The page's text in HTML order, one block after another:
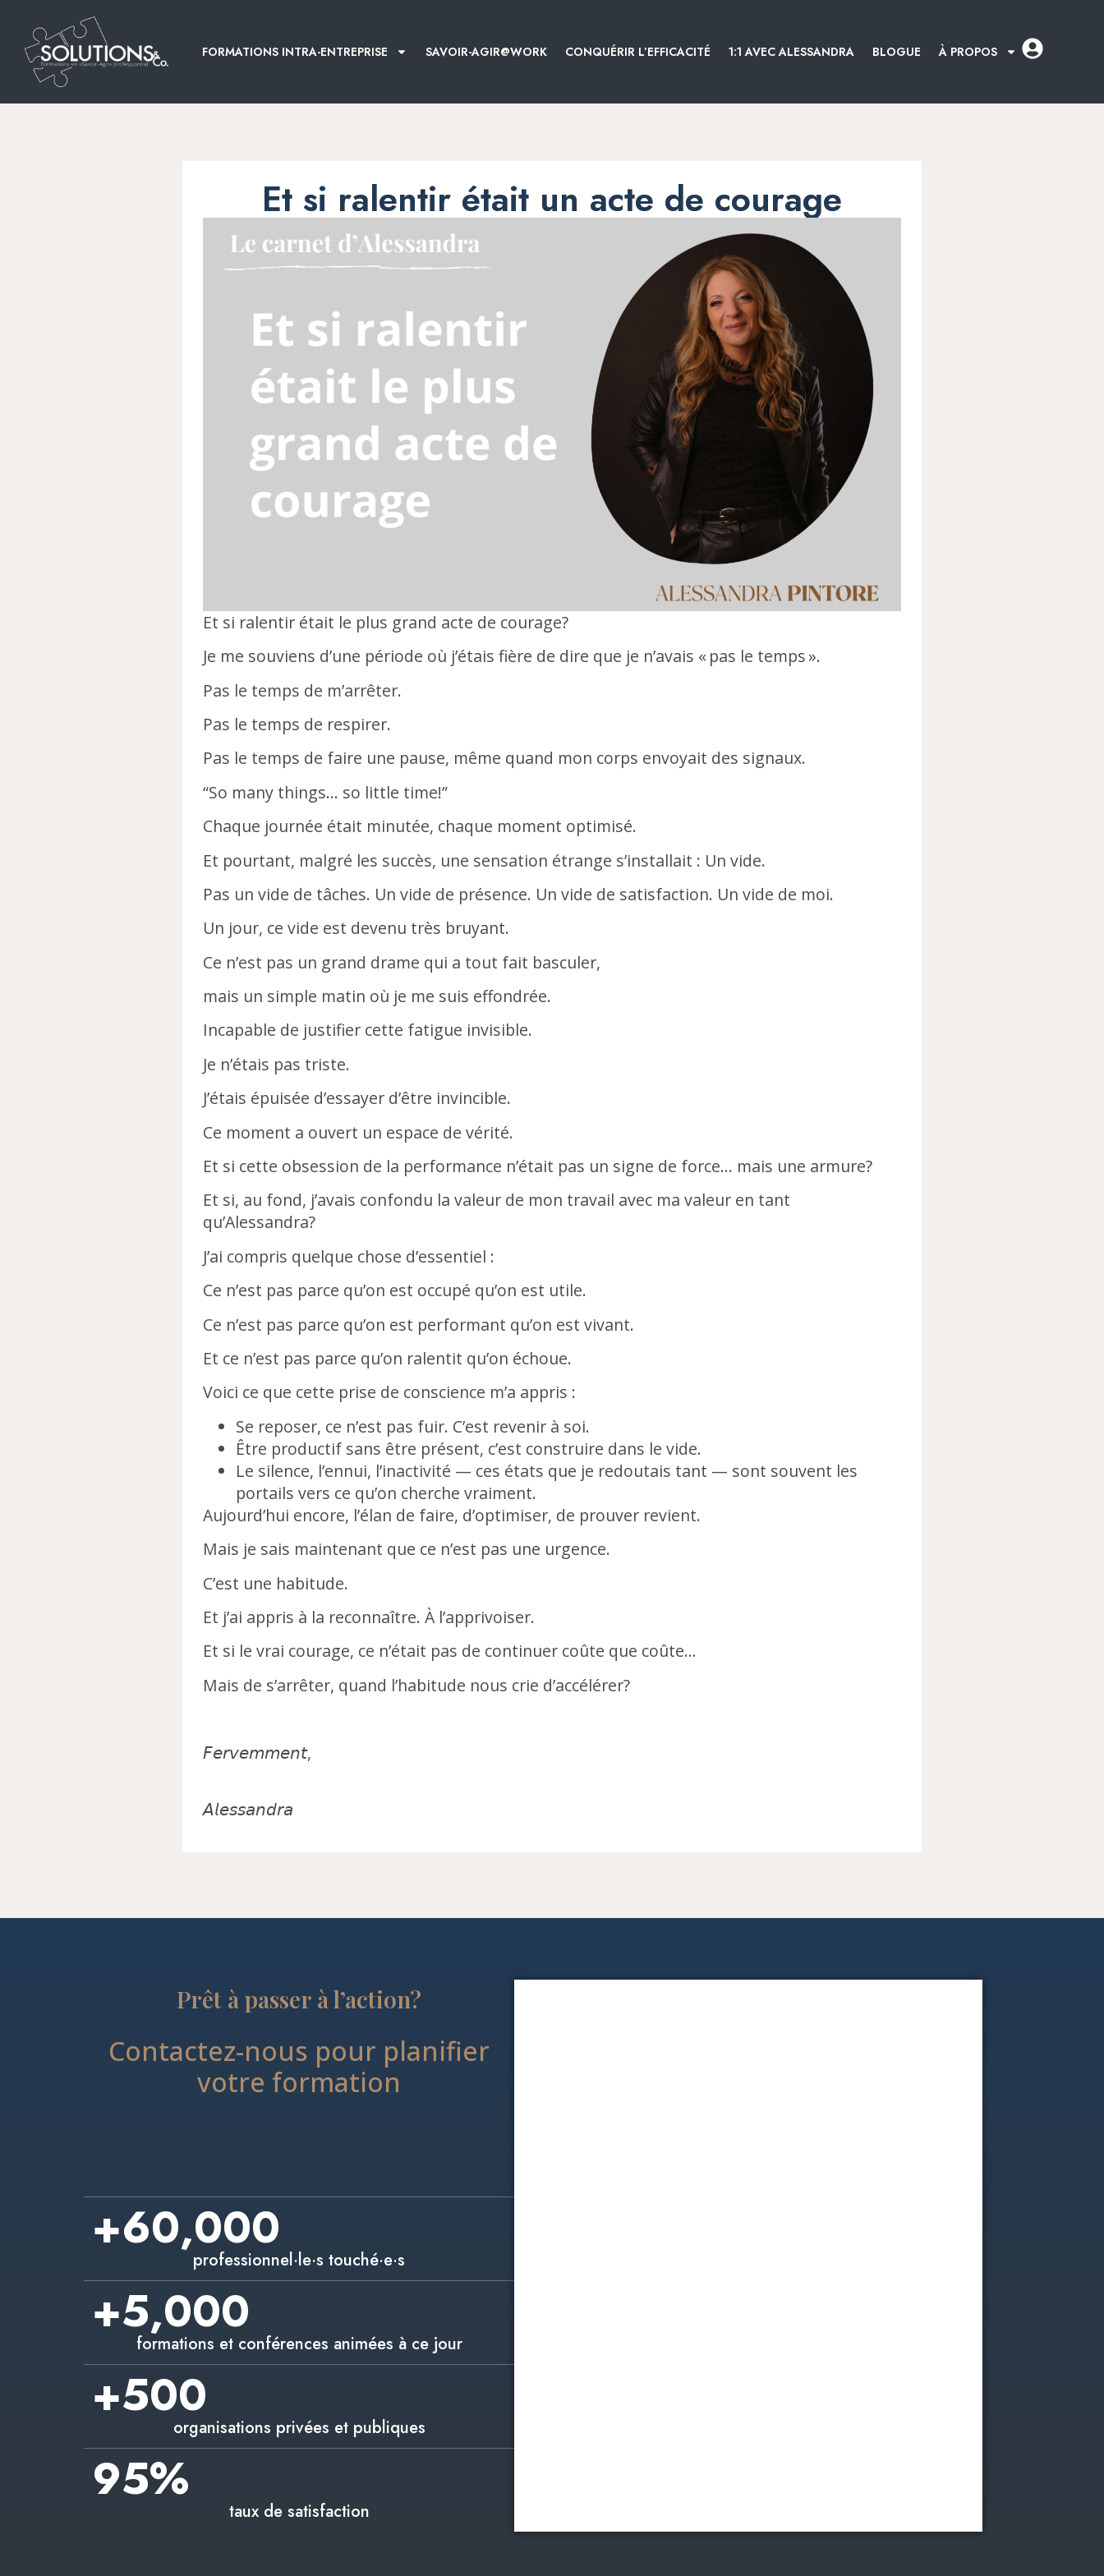
FORMATIONS INTRA-ENTREPRISE SAVOIR-AGIR@WORK CONQUÉRIR L’EFFICACITÉ 1:1 AVEC ALESSANDRA BLOGUE À PROPOS
Et si ralentir était un acte de courage
Et si ralentir était le plus grand acte de courage?
Je me souviens d’une période où j’étais fière de dire que je n’avais « pas le temps ».
Pas le temps de m’arrêter.
Pas le temps de respirer.
Pas le temps de faire une pause, même quand mon corps envoyait des signaux.
“So many things… so little time!”
Chaque journée était minutée, chaque moment optimisé.
Et pourtant, malgré les succès, une sensation étrange s’installait : Un vide.
Pas un vide de tâches. Un vide de présence. Un vide de satisfaction. Un vide de moi.
Un jour, ce vide est devenu très bruyant.
Ce n’est pas un grand drame qui a tout fait basculer,
mais un simple matin où je me suis effondrée.
Incapable de justifier cette fatigue invisible.
Je n’étais pas triste.
J’étais épuisée d’essayer d’être invincible.
Ce moment a ouvert un espace de vérité.
Et si cette obsession de la performance n’était pas un signe de force… mais une armure?
Et si, au fond, j’avais confondu la valeur de mon travail avec ma valeur en tant
qu’Alessandra?
J’ai compris quelque chose d’essentiel :
Ce n’est pas parce qu’on est occupé qu’on est utile.
Ce n’est pas parce qu’on est performant qu’on est vivant.
Et ce n’est pas parce qu’on ralentit qu’on échoue.
Voici ce que cette prise de conscience m’a appris :
Se reposer, ce n’est pas fuir. C’est revenir à soi.
Être productif sans être présent, c’est construire dans le vide.
Le silence, l’ennui, l’inactivité — ces états que je redoutais tant — sont souvent les
portails vers ce qu’on cherche vraiment.
Aujourd’hui encore, l’élan de faire, d’optimiser, de prouver revient.
Mais je sais maintenant que ce n’est pas une urgence.
C’est une habitude.
Et j’ai appris à la reconnaître. À l’apprivoiser.
Et si le vrai courage, ce n’était pas de continuer coûte que coûte…
Mais de s’arrêter, quand l’habitude nous crie d’accélérer?
𝘍𝘦𝘳𝘷𝘦𝘮𝘮𝘦𝘯𝘵,
𝘈𝘭𝘦𝘴𝘴𝘢𝘯𝘥𝘳𝘢
Prêt à passer à l’action?
Contactez-nous pour planifier
votre formation
+60,000
professionnel·le·s touché·e·s
+5,000
formations et conférences animées à ce jour
+500
organisations privées et publiques
95%
taux de satisfaction